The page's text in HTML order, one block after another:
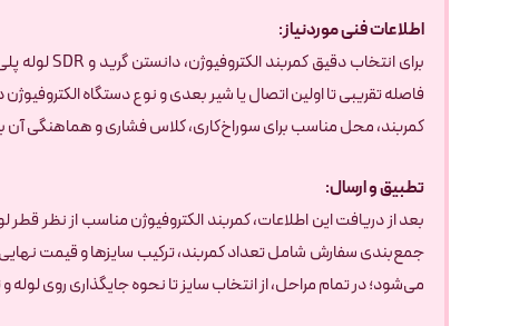
اطلاعات فنی موردنیاز:
فاصله تقریبی تا اولین اتصال یا شیر بعدی و نوع دستگاه
کمربند، محل مناسب برای سوراخ‌کاری، کلاس فشاری و هماهنگی
تطبیق و ارسال:
بعد از دریافت این اطلاعات، کمربند الکتروفیوژن مناسب از نظر
جمع‌بندی سفارش شامل تعداد کمربند، ترکیب سایزها و قیمت
می‌شود؛ در تمام مراحل، از انتخاب سایز تا نحوه جایگذاری روی